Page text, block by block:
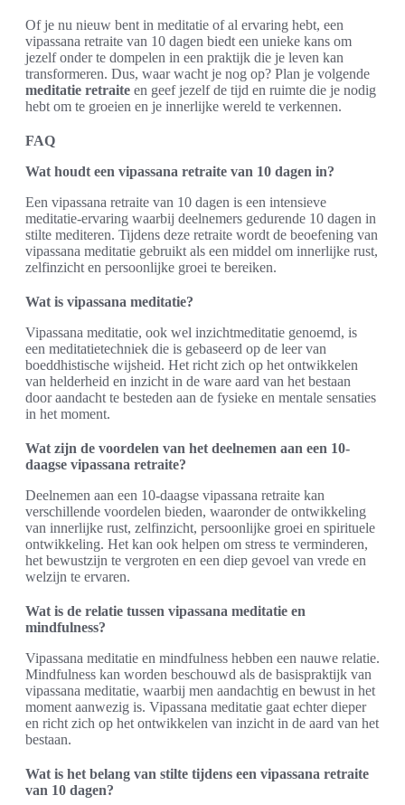
Of je nu nieuw bent in meditatie of al ervaring hebt, een
vipassana retraite van 10 dagen biedt een unieke kans om
jezelf onder te dompelen in een praktijk die je leven kan
transformeren. Dus, waar wacht je nog op? Plan je volgende
meditatie retraite en geef jezelf de tijd en ruimte die je nodig
hebt om te groeien en je innerlijke wereld te verkennen.
FAQ
Wat houdt een vipassana retraite van 10 dagen in?
Een vipassana retraite van 10 dagen is een intensieve
meditatie-ervaring waarbij deelnemers gedurende 10 dagen in
stilte mediteren. Tijdens deze retraite wordt de beoefening van
vipassana meditatie gebruikt als een middel om innerlijke rust,
zelfinzicht en persoonlijke groei te bereiken.
Wat is vipassana meditatie?
Vipassana meditatie, ook wel inzichtmeditatie genoemd, is
een meditatietechniek die is gebaseerd op de leer van
boeddhistische wijsheid. Het richt zich op het ontwikkelen
van helderheid en inzicht in de ware aard van het bestaan
door aandacht te besteden aan de fysieke en mentale sensaties
in het moment.
Wat zijn de voordelen van het deelnemen aan een 10-
daagse vipassana retraite?
Deelnemen aan een 10-daagse vipassana retraite kan
verschillende voordelen bieden, waaronder de ontwikkeling
van innerlijke rust, zelfinzicht, persoonlijke groei en spirituele
ontwikkeling. Het kan ook helpen om stress te verminderen,
het bewustzijn te vergroten en een diep gevoel van vrede en
welzijn te ervaren.
Wat is de relatie tussen vipassana meditatie en
mindfulness?
Vipassana meditatie en mindfulness hebben een nauwe relatie.
Mindfulness kan worden beschouwd als de basispraktijk van
vipassana meditatie, waarbij men aandachtig en bewust in het
moment aanwezig is. Vipassana meditatie gaat echter dieper
en richt zich op het ontwikkelen van inzicht in de aard van het
bestaan.
Wat is het belang van stilte tijdens een vipassana retraite
van 10 dagen?